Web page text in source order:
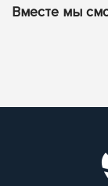
Вместе мы